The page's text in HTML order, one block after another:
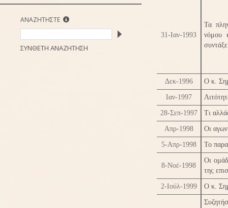
ΑΝΑΖΗΤΗΣΤΕ
ΣΥΝΘΕΤΗ ΑΝΑΖΗΤΗΣΗ
31-Ιαν-1993
Τα
νόμου
Δεκ-1996 Ο κ.
Ιαν-1997
28-Σεπ-1997 Τι
Απρ-1998 Οι
5-Απρ-1998 Το
8-Νοέ-1998
Οι
της
2-Ιούλ-1999 Ο κ.